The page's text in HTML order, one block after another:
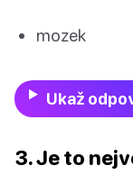
mozek
Ukaž
3. Je to